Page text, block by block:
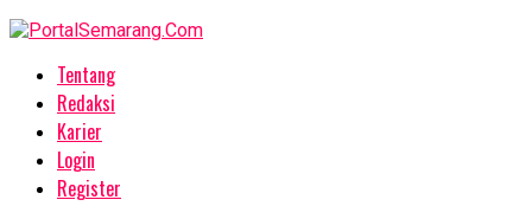
Tentang
Redaksi
Karier
Login
Register